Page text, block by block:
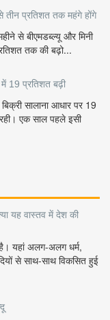
तीन प्रतिशत तक महंगे होंगे
से बीएमडब्ल्यू और मिनी
तक की बढ़ो...
में 19 प्रतिशत बढ़ी
सालाना आधार पर 19
एक साल पहले इसी
यह वास्तव में देश की
यहां अलग-अलग धर्म,
से साथ-साथ विकसित हुई